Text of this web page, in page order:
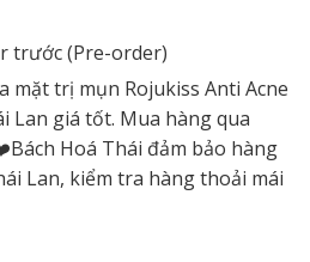
trước (Pre-order)
trị mụn Rojukiss Anti Acne
Lan giá tốt. Mua hàng qua
Hoá Thái đảm bảo hàng
Lan, kiểm tra hàng thoải mái